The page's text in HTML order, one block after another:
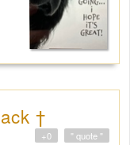
†
" quote "
+0